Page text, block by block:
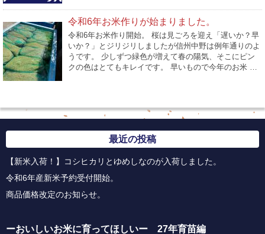
令和6年お米作りが始まりました。
令和6年お米作り開始。 桜は見ごろを迎え「遅いか？早
いか？」とジリジリしましたが信州中野は例年通りのよ
うです。 少しずつ緑色が増えて春の陽気、そこにピン
クの色はとてもキレイです。 早いもので今年のお米 …
最近の投稿
【新米入荷！】コシヒカリとゆめしなのが入荷しました。
令和6年産新米予約受付開始。
商品価格改定のお知らせ。
ーおいしいお米に育ってほしいー 27年育苗編